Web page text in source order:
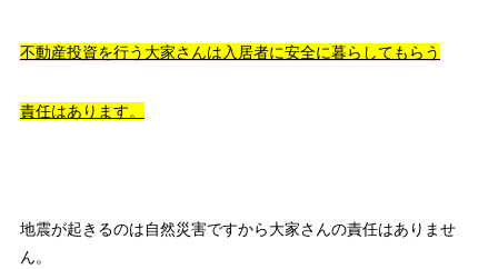
不動産投資を行う大家さんは入居者に安全に暮らしてもらう
責任はあります。
地震が起きるのは自然災害ですから大家さんの責任はありませ
ん。